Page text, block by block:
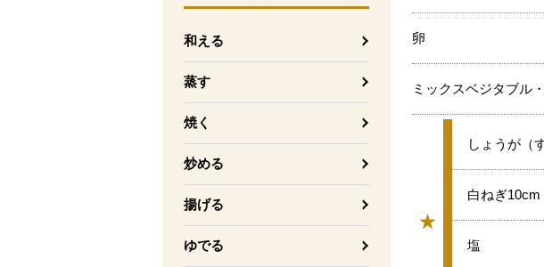
和える
蒸す
焼く
炒める
揚げる
ゆでる
卵
ミックスベジタブル
★
グループ
★
しょうが（
★
白ねぎ10cm
★
塩